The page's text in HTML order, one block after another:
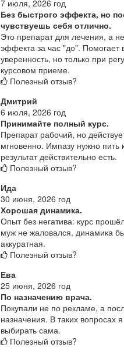
7 июля, 2026 год
Без быстрого эффекта, но
чувствуешь себя отлично.
Это препарат для лечения, а
эффекта за час "до". Помогает
уверенность, но только при
курсовом приеме.
Полезный отзыв?
Дмитрий
6 июля, 2026 год
Принимайте полный курс.
Препарат рабочий, но
мгновенно. Импазу нужно пить
результат действительно есть.
Полезный отзыв?
Ида
30 июня, 2026 год
Хорошая динамика.
Опыт без негатива: курс
муж не жаловался, динамика
аккуратная.
Полезный отзыв?
Ева
25 июня, 2026 год
По назначению врача.
Покупали не по рекламе, а
назначения. В таких вопросах
выбирать сама.
Полезный отзыв?